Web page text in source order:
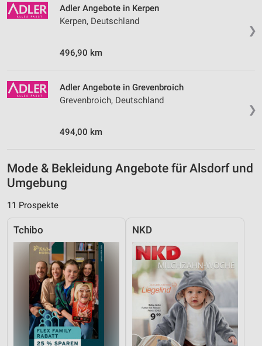
❯
Adler Angebote in Kerpen
Kerpen, Deutschland
496,90 km
❯
Adler Angebote in Grevenbroich
Grevenbroich, Deutschland
494,00 km
Mode & Bekleidung Angebote für Alsdorf und
Umgebung
11 Prospekte
Tchibo NKD